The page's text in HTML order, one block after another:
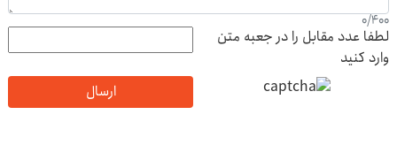
0/400
لطفا عدد مقابل را در جعبه متن
وارد کنید
ارسال